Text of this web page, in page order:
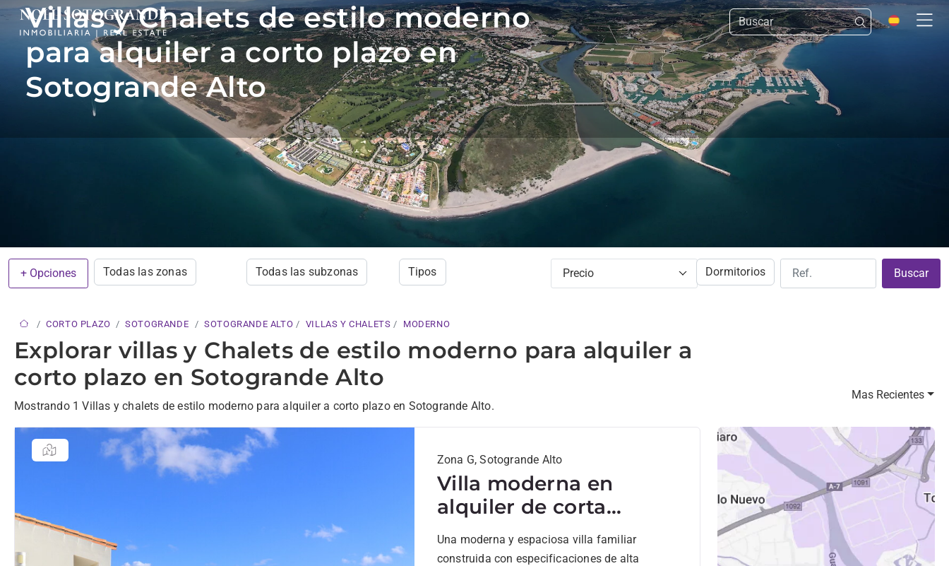
Villas y Chalets de estilo moderno
para alquiler a corto plazo en
Sotogrande Alto
+ Opciones Todas las zonas Todas las subzonas Tipos Precio Dormitorios Buscar
CORTO PLAZO SOTOGRANDE SOTOGRANDE ALTO VILLAS Y CHALETS MODERNO
Explorar villas y Chalets de estilo moderno para alquiler a
corto plazo en Sotogrande Alto
Mostrando 1 Villas y chalets de estilo moderno para alquiler a corto plazo en Sotogrande Alto.
Mas Recientes
Zona G, Sotogrande Alto
Villa moderna en
alquiler de corta
duración en
Sotogrande Alto
Una moderna y espaciosa villa familiar
construida con especificaciones de alta